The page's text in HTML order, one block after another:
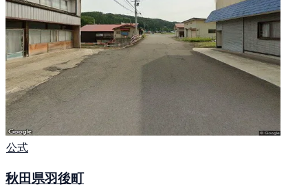
公式
秋田県羽後町